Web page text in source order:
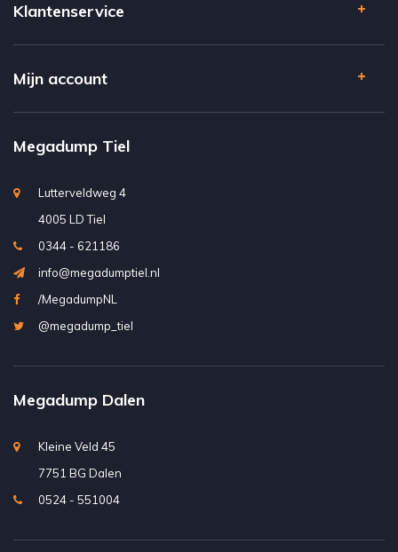
Klantenservice
Mijn account
Megadump Tiel
Lutterveldweg 4
4005 LD Tiel
0344 - 621186
info@megadumptiel.nl
/MegadumpNL
@megadump_tiel
Megadump Dalen
Kleine Veld 45
7751 BG Dalen
0524 - 551004